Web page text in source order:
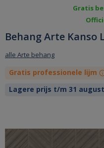
Gratis
Behang Arte Kanso
alle Arte behang
Gratis professionele lijm
Lagere prijs t/m 31